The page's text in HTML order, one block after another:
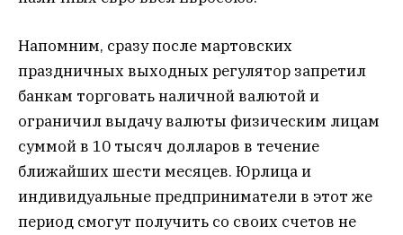
Напомним, сразу после мартовских
праздничных выходных регулятор запретил
банкам торговать наличной валютой и
ограничил выдачу валюты физическим лицам
суммой в 10 тысяч долларов в течение
ближайших шести месяцев. Юрлица и
индивидуальные предприниматели в этот же
период смогут получить со своих счетов не